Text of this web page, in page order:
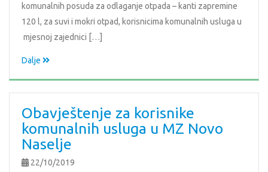
komunalnih posuda za odlaganje otpada – kanti zapremine
120 l, za suvi i mokri otpad, korisnicima komunalnih usluga u
mjesnoj zajednici […]
Dalje
Obavještenje za korisnike
komunalnih usluga u MZ Novo
Naselje
22/10/2019